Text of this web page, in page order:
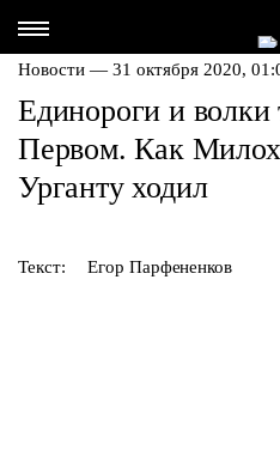
Новости — 31 октября 2020,
Единороги и волки
Первом. Как
Урганту ходил
Текст: Егор Парфененков